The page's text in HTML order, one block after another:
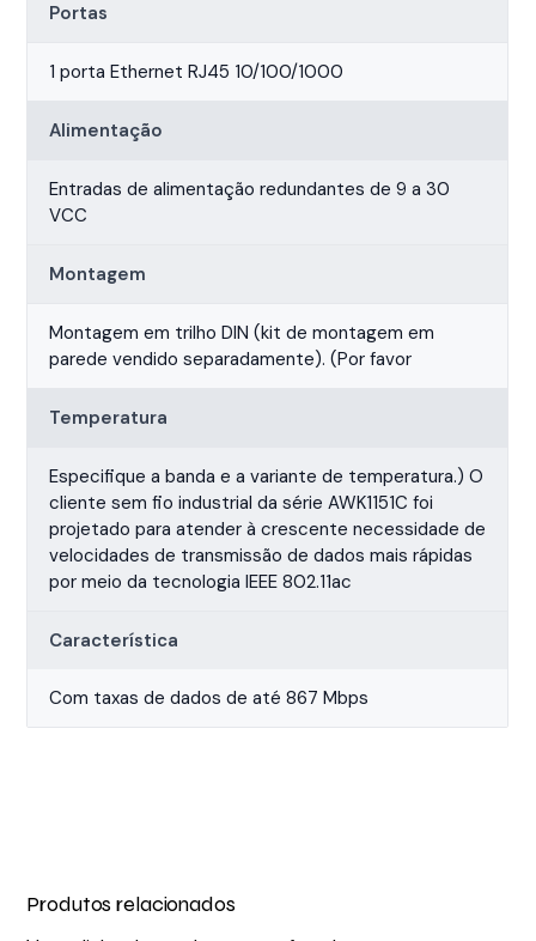
Portas
1 porta Ethernet RJ45 10/100/1000
Alimentação
Entradas de alimentação redundantes de 9 a 30
VCC
Montagem
Montagem em trilho DIN (kit de montagem em
parede vendido separadamente). (Por favor
Temperatura
Especifique a banda e a variante de temperatura.) O
cliente sem fio industrial da série AWK1151C foi
projetado para atender à crescente necessidade de
velocidades de transmissão de dados mais rápidas
por meio da tecnologia IEEE 802.11ac
Característica
Com taxas de dados de até 867 Mbps
Produtos relacionados